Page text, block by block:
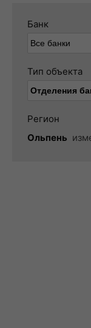
Банк
Тип объекта
Регион
Ольпень